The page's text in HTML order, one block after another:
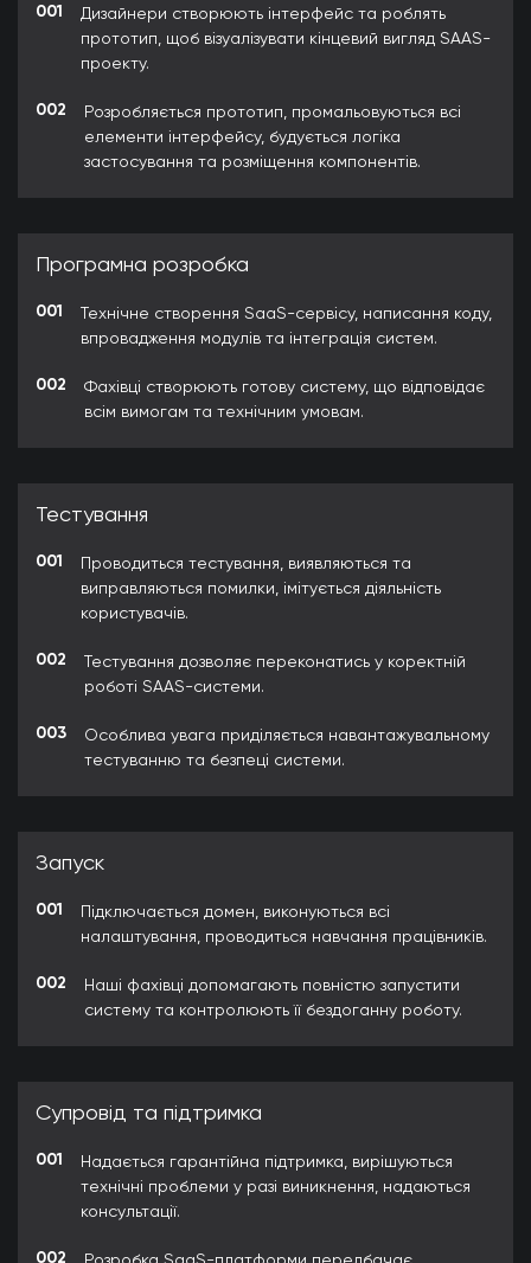
001
Дизайнери створюють інтерфейс та роблять
прототип, щоб візуалізувати кінцевий вигляд SAAS-
проекту.
002
Розробляється прототип, промальовуються всі
елементи інтерфейсу, будується логіка
застосування та розміщення компонентів.
Програмна розробка
001
Технічне створення SaaS-сервісу, написання коду,
впровадження модулів та інтеграція систем.
002
Фахівці створюють готову систему, що відповідає
всім вимогам та технічним умовам.
Тестування
001
Проводиться тестування, виявляються та
виправляються помилки, імітується діяльність
користувачів.
002
Тестування дозволяє переконатись у коректній
роботі SAAS-системи.
003
Особлива увага приділяється навантажувальному
тестуванню та безпеці системи.
Запуск
001
Підключається домен, виконуються всі
налаштування, проводиться навчання працівників.
002
Наші фахівці допомагають повністю запустити
систему та контролюють її бездоганну роботу.
Супровід та підтримка
001
Надається гарантійна підтримка, вирішуються
технічні проблеми у разі виникнення, надаються
консультації.
002